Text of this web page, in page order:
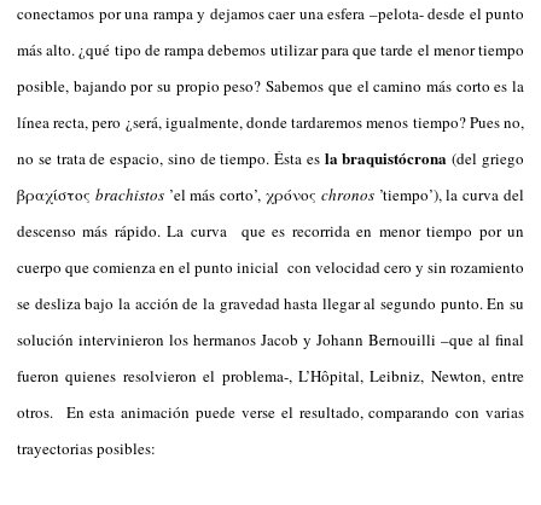
conectamos por una rampa y dejamos caer una esfera –pelota- desde el punto
más alto. ¿qué tipo de rampa debemos utilizar para que tarde el menor tiempo
posible, bajando por su propio peso? Sabemos que el camino más corto es la
línea recta, pero ¿será, igualmente, donde tardaremos menos tiempo? Pues no,
no se trata de espacio, sino de tiempo. Ésta es la braquistócrona (del griego
βραχίστος brachistos’el más corto’, χρόνος chronos’tiempo’), la curva del
descenso más rápido. La curva que es recorrida en menor tiempo por un
cuerpo que comienza en el punto inicial con velocidad cero y sin rozamiento
se desliza bajo la acción de la gravedad hasta llegar al segundo punto. En su
solución intervinieron los hermanos Jacob y Johann Bernouilli –que al final
fueron quienes resolvieron el problema-, L’Hôpital, Leibniz, Newton, entre
otros. En esta animación puede verse el resultado, comparando con varias
trayectorias posibles: